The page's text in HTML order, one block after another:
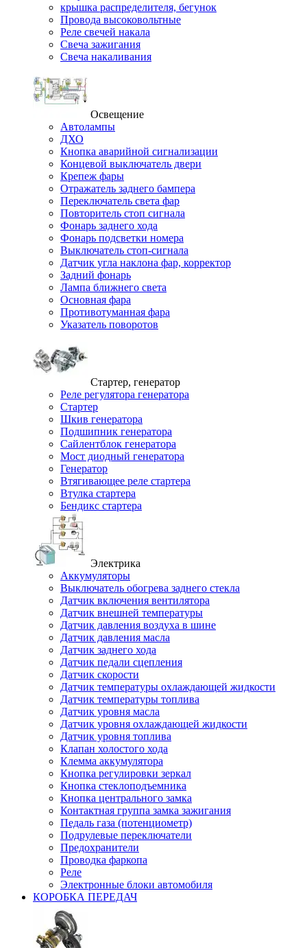
крышка распределителя, бегунок
Провода высоковольтные
Реле свечей накала
Свеча зажигания
Свеча накаливания
Освещение
Автолампы
ДХО
Кнопка аварийной сигнализации
Концевой выключатель двери
Крепеж фары
Отражатель заднего бампера
Переключатель света фар
Повторитель стоп сигнала
Фонарь заднего хода
Фонарь подсветки номера
Выключатель стоп-сигнала
Датчик угла наклона фар, корректор
Задний фонарь
Лампа ближнего света
Основная фара
Противотуманная фара
Указатель поворотов
Стартер, генератор
Реле регулятора генератора
Стартер
Шкив генератора
Подшипник генератора
Сайлентблок генератора
Мост диодный генератора
Генератор
Втягивающее реле стартера
Втулка стартера
Бендикс стартера
Электрика
Аккумуляторы
Выключатель обогрева заднего стекла
Датчик включения вентилятора
Датчик внешней температуры
Датчик давления воздуха в шине
Датчик давления масла
Датчик заднего хода
Датчик педали сцепления
Датчик скорости
Датчик температуры охлаждающей жидкости
Датчик температуры топлива
Датчик уровня масла
Датчик уровня охлаждающей жидкости
Датчик уровня топлива
Клапан холостого хода
Клемма аккумулятора
Кнопка регулировки зеркал
Кнопка стеклоподъемника
Кнопка центрального замка
Контактная группа замка зажигания
Педаль газа (потенциометр)
Подрулевые переключатели
Предохранители
Проводка фаркопа
Реле
Электронные блоки автомобиля
КОРОБКА ПЕРЕДАЧ